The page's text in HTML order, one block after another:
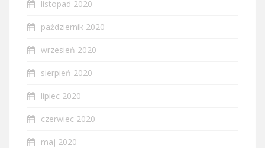
listopad 2020
październik 2020
wrzesień 2020
sierpień 2020
lipiec 2020
czerwiec 2020
maj 2020